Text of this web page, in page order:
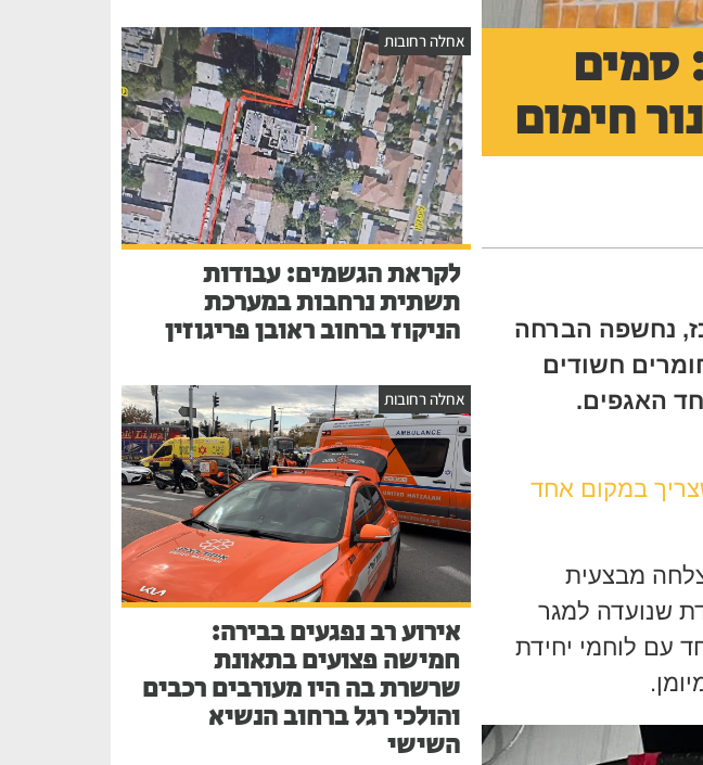
סמים
חימום
נחשפה הברחה
חשודים
האגפים.
במקום אחד
מבצעית
שנועדה למגר
עם לוחמי יחידת
אחלה רחובות
לקראת הגשמים: עבודות
תשתית נרחבות במערכת
הניקוז ברחוב ראובן פריגוזין
אחלה רחובות
אירוע רב נפגעים בבירה:
חמישה פצועים בתאונת
שרשרת בה היו מעורבים רכבים
והולכי רגל ברחוב הנשיא
השישי